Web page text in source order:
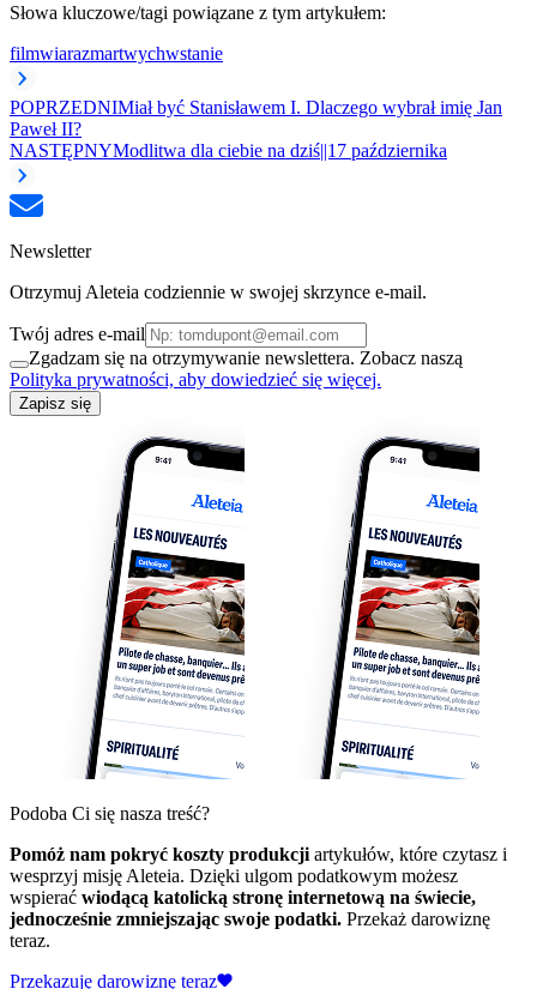
Słowa kluczowe/tagi powiązane z tym artykułem:
filmwiarazmartwychwstanie
POPRZEDNIMiał być Stanisławem I. Dlaczego wybrał imię Jan
Paweł II?
NASTĘPNYModlitwa dla ciebie na dziś||17 października
Newsletter
Otrzymuj Aleteia codziennie w swojej skrzynce e-mail.
Twój adres e-mail
Zgadzam się na otrzymywanie newslettera. Zobacz naszą
Polityka prywatności, aby dowiedzieć się więcej.
Zapisz się
Podoba Ci się nasza treść?
Pomóż nam pokryć koszty produkcji artykułów, które czytasz i
wesprzyj misję Aleteia. Dzięki ulgom podatkowym możesz
wspierać wiodącą katolicką stronę internetową na świecie,
jednocześnie zmniejszając swoje podatki. Przekaż darowiznę
teraz.
Przekazuję darowiznę teraz